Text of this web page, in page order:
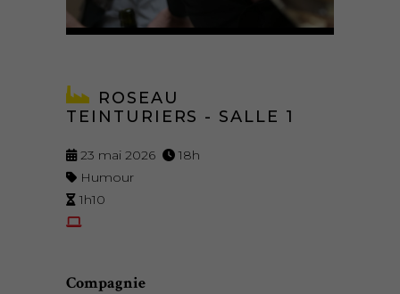
ROSEAU
TEINTURIERS - SALLE 1
23 mai 2026
18h
Humour
1h10
Compagnie